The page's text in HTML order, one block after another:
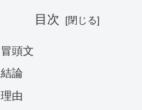
目次
冒頭文
結論
理由